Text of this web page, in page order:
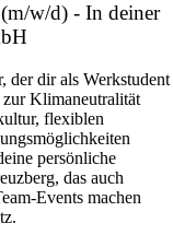
w/d) - In deiner
der dir als Werkstudent
Klimaneutralität
flexiblen
persönliche
das auch
Events machen